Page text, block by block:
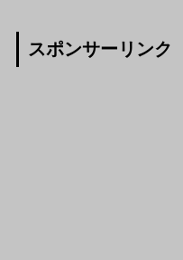
スポンサーリンク